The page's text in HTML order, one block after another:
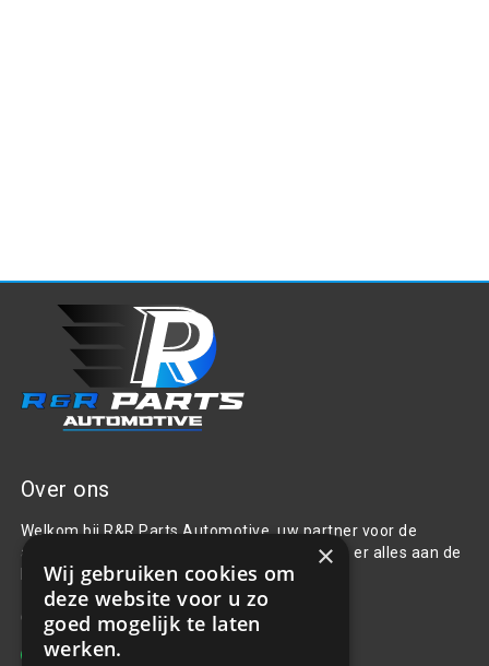
Over ons
Welkom bij R&R Parts Automotive, uw partner voor de
aanschaf van alle auto accessoires. Wij doen er alles aan de
beste selectie, service & prijs te bieden.
Contact
+31(0)85 486 83 17
×
Wij gebruiken cookies om
deze website voor u zo
goed mogelijk te laten
werken.